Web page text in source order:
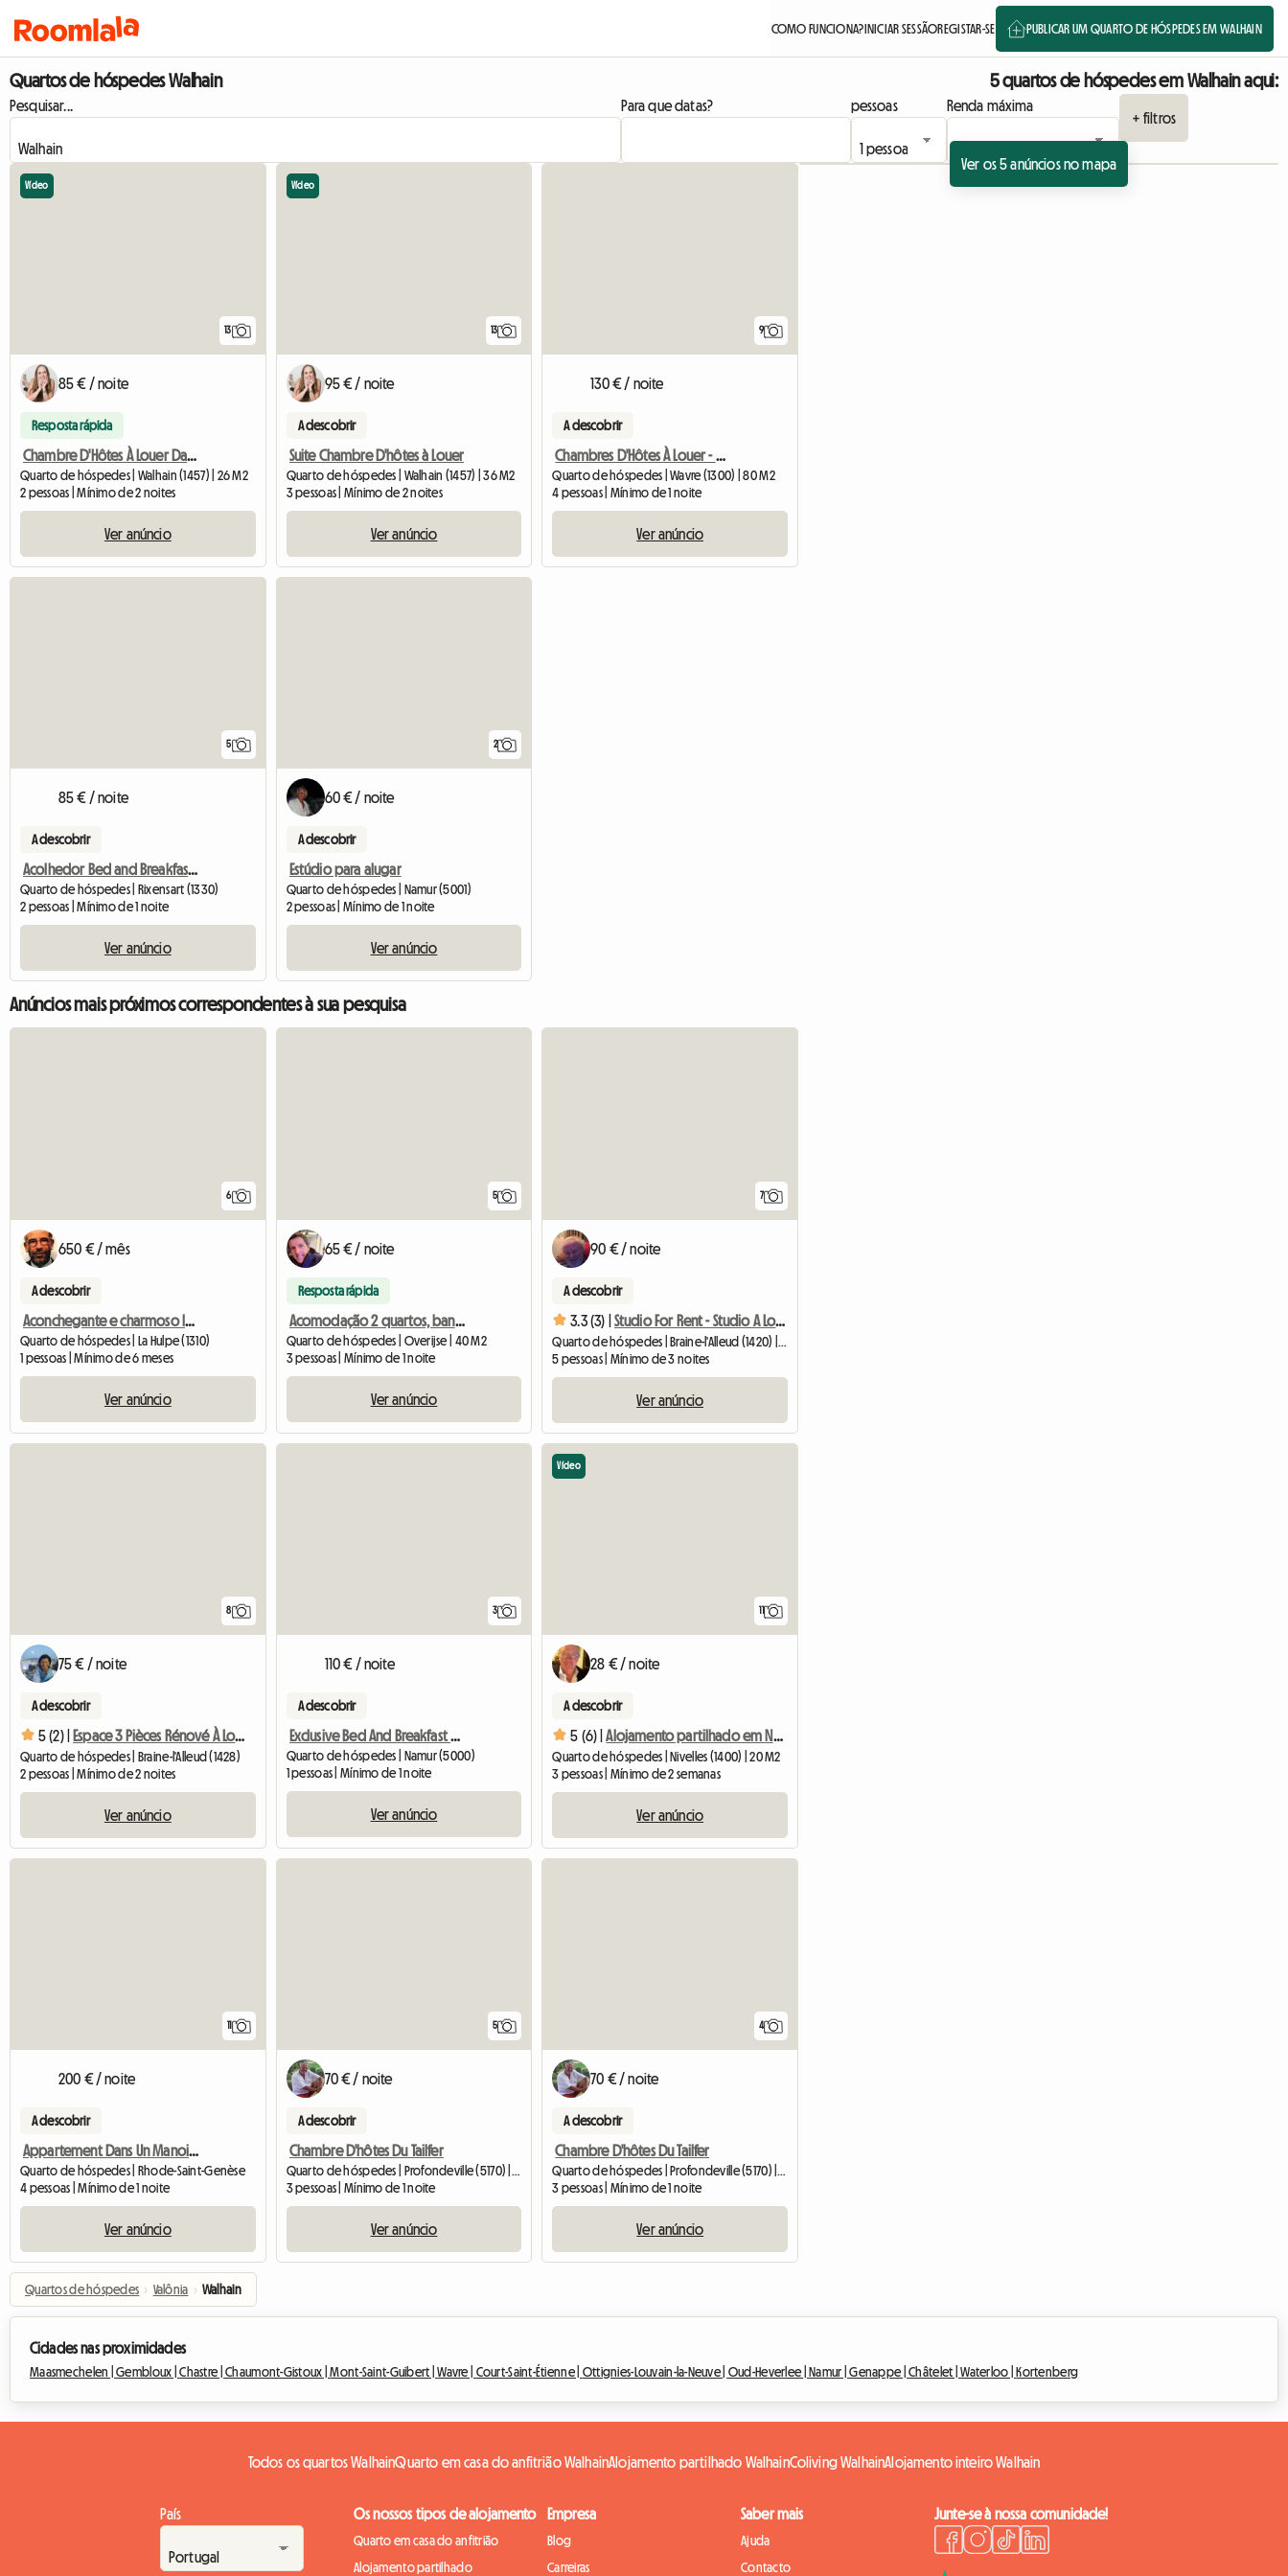
COMO FUNCIONA?INICIAR SESSÃOREGISTAR-SE PUBLICAR UM QUARTO DE HÓSPEDES EM WALHAIN
Quartos de hóspedes Walhain 5 quartos de hóspedes em Walhain aqui:
Pesquisar... Para que datas? pessoas
Renda máxima
+ filtros
Ver os 5 anúncios no mapa
13
Vídeo
85 € / noite
Resposta rápida
Chambre D'Hôtes À Louer Dans Une Villa
Quarto de hóspedes | Walhain (1457) | 26 M2
2 pessoas | Mínimo de 2 noites
Ver anúncio
13
Vídeo
95 € / noite
A descobrir
Suite Chambre D'hôtes à Louer
Quarto de hóspedes | Walhain (1457) | 36 M2
3 pessoas | Mínimo de 2 noites
Ver anúncio
9
130 € / noite
A descobrir
Chambres D'Hôtes À Louer - Wavre
Quarto de hóspedes | Wavre (1300) | 80 M2
4 pessoas | Mínimo de 1 noite
Ver anúncio
5
85 € / noite
A descobrir
Acolhedor Bed and Breakfast para alugar
Quarto de hóspedes | Rixensart (1330)
2 pessoas | Mínimo de 1 noite
Ver anúncio
2
60 € / noite
A descobrir
Estúdio para alugar
Quarto de hóspedes | Namur (5001)
2 pessoas | Mínimo de 1 noite
Ver anúncio
Anúncios mais próximos correspondentes à sua pesquisa
6
650 € / mês
A descobrir
Aconchegante e charmoso loft 5*
Quarto de hóspedes | La Hulpe (1310)
1 pessoas | Mínimo de 6 meses
Ver anúncio
5
65 € / noite
Resposta rápida
Acomodação 2 quartos, banheiro e cozinha
Quarto de hóspedes | Overijse | 40 M2
3 pessoas | Mínimo de 1 noite
Ver anúncio
7
90 € / noite
A descobrir
3.3 (3) | Studio For Rent - Studio A Louer
5 pessoas | Mínimo de 3 noites
Ver anúncio
8
75 € / noite
A descobrir
5 (2) | Espace 3 Pièces Rénové À Louer
Quarto de hóspedes | Braine-l'Alleud (1428)
2 pessoas | Mínimo de 2 noites
Ver anúncio
3
110 € / noite
A descobrir
Exclusive Bed And Breakfast On The River, In Namur
Quarto de hóspedes | Namur (5000)
1 pessoas | Mínimo de 1 noite
Ver anúncio
11
Vídeo
28 € / noite
A descobrir
5 (6) | Alojamento partilhado em Nivelles - Região da Valónia
Quarto de hóspedes | Nivelles (1400) | 20 M2
3 pessoas | Mínimo de 2 semanas
Ver anúncio
11
200 € / noite
A descobrir
Appartement Dans Un Manoir Sur Parc
Quarto de hóspedes | Rhode-Saint-Genèse
4 pessoas | Mínimo de 1 noite
Ver anúncio
5
70 € / noite
A descobrir
Chambre D'hôtes Du Tailfer
Quarto de hóspedes | Profondeville (5170) | 18 M2
3 pessoas | Mínimo de 1 noite
Ver anúncio
4
70 € / noite
A descobrir
Chambre D'hôtes Du Tailfer
Quarto de hóspedes | Profondeville (5170) | 20 M2
3 pessoas | Mínimo de 1 noite
Ver anúncio
Quartos de hóspedes › Valônia › Walhain
Cidades nas proximidades
Maasmechelen |Gembloux |Chastre |Chaumont-Gistoux |Mont-Saint-Guibert |Wavre | Court-Saint-Étienne | Ottignies-Louvain-la-Neuve | Oud-Heverlee | Namur |Genappe |Châtelet |Waterloo | Kortenberg
Todos os quartos WalhainQuarto em casa do anfitrião WalhainAlojamento partilhado WalhainColiving WalhainAlojamento inteiro Walhain
País Os nossos tipos de alojamento
Quarto em casa do anfitrião
Alojamento partilhado
Empresa
Blog
Carreiras
Saber mais
Ajuda
Contacto
Junte-se à nossa comunidade!